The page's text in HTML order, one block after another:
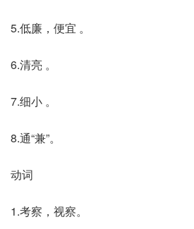
5.低廉，便宜 。
6.清亮 。
7.细小 。
8.通“兼”。
动词
1.考察，视察。